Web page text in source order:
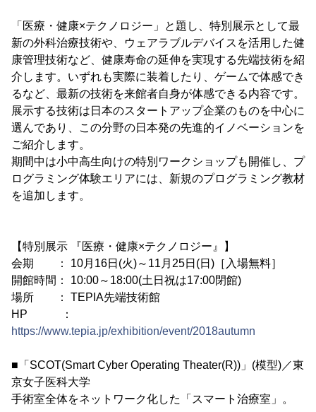
「医療・健康×テクノロジー」と題し、特別展示として最
新の外科治療技術や、ウェアラブルデバイスを活用した健
康管理技術など、健康寿命の延伸を実現する先端技術を紹
介します。いずれも実際に装着したり、ゲームで体感でき
るなど、最新の技術を来館者自身が体感できる内容です。
展示する技術は日本のスタートアップ企業のものを中心に
選んであり、この分野の日本発の先進的イノベーションを
ご紹介します。
期間中は小中高生向けの特別ワークショップも開催し、プ
ログラミング体験エリアには、新規のプログラミング教材
を追加します。
【特別展示 『医療・健康×テクノロジー』】
会期 ： 10月16日(火)～11月25日(日)［入場無料］
開館時間： 10:00～18:00(土日祝は17:00閉館)
場所 ： TEPIA先端技術館
HP ：
https://www.tepia.jp/exhibition/event/2018autumn
■「SCOT(Smart Cyber Operating Theater(R))」(模型)／東
京女子医科大学
手術室全体をネットワーク化した「スマート治療室」。